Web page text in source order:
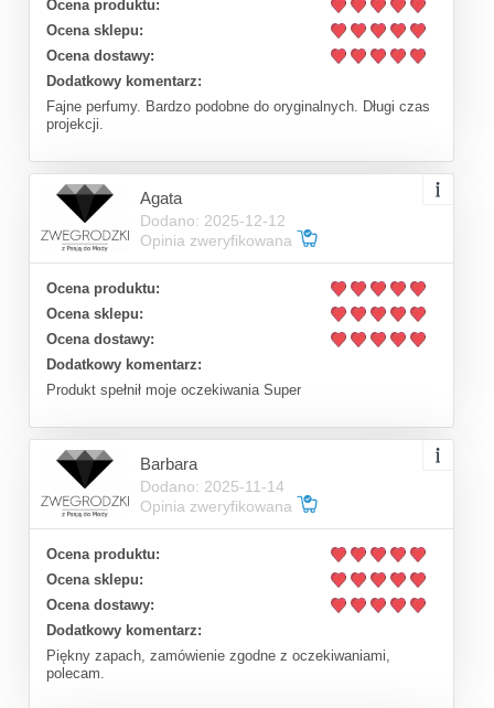
Ocena produktu:
Ocena sklepu:
Ocena dostawy:
Dodatkowy komentarz:
Fajne perfumy. Bardzo podobne do oryginalnych. Długi czas
projekcji.
Agata
Dodano: 2025-12-12
Opinia zweryfikowana
Ocena produktu:
Ocena sklepu:
Ocena dostawy:
Dodatkowy komentarz:
Produkt spełnił moje oczekiwania Super
Barbara
Dodano: 2025-11-14
Opinia zweryfikowana
Ocena produktu:
Ocena sklepu:
Ocena dostawy:
Dodatkowy komentarz:
Piękny zapach, zamówienie zgodne z oczekiwaniami,
polecam.